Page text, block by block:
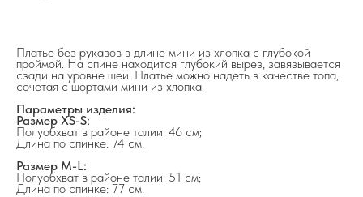
Платье без рукавов в длине мини из хлопка с глубокой
проймой. На спине находится глубокий вырез, завязывается
сзади на уровне шеи. Платье можно надеть в качестве топа,
сочетая с шортами мини из хлопка.
Параметры изделия:
Размер XS-S:
Полуобхват в районе талии: 46 см;
Длина по спинке: 74 см.
Размер M-L:
Полуобхват в районе талии: 51 см;
Длина по спинке: 77 см.
на главную